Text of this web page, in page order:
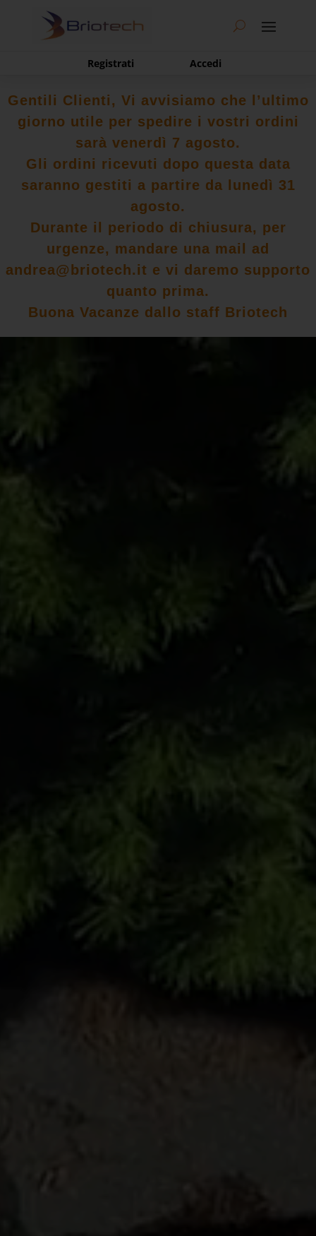
Registrati Accedi
Gentili Clienti, Vi avvisiamo che l’ultimo
giorno utile per spedire i vostri ordini
sarà venerdì 7 agosto.
Gli ordini ricevuti dopo questa data
saranno gestiti a partire da lunedì 31
agosto.
Durante il periodo di chiusura, per
urgenze, mandare una mail ad
andrea@briotech.it e vi daremo supporto
quanto prima.
Buona Vacanze dallo staff Briotech